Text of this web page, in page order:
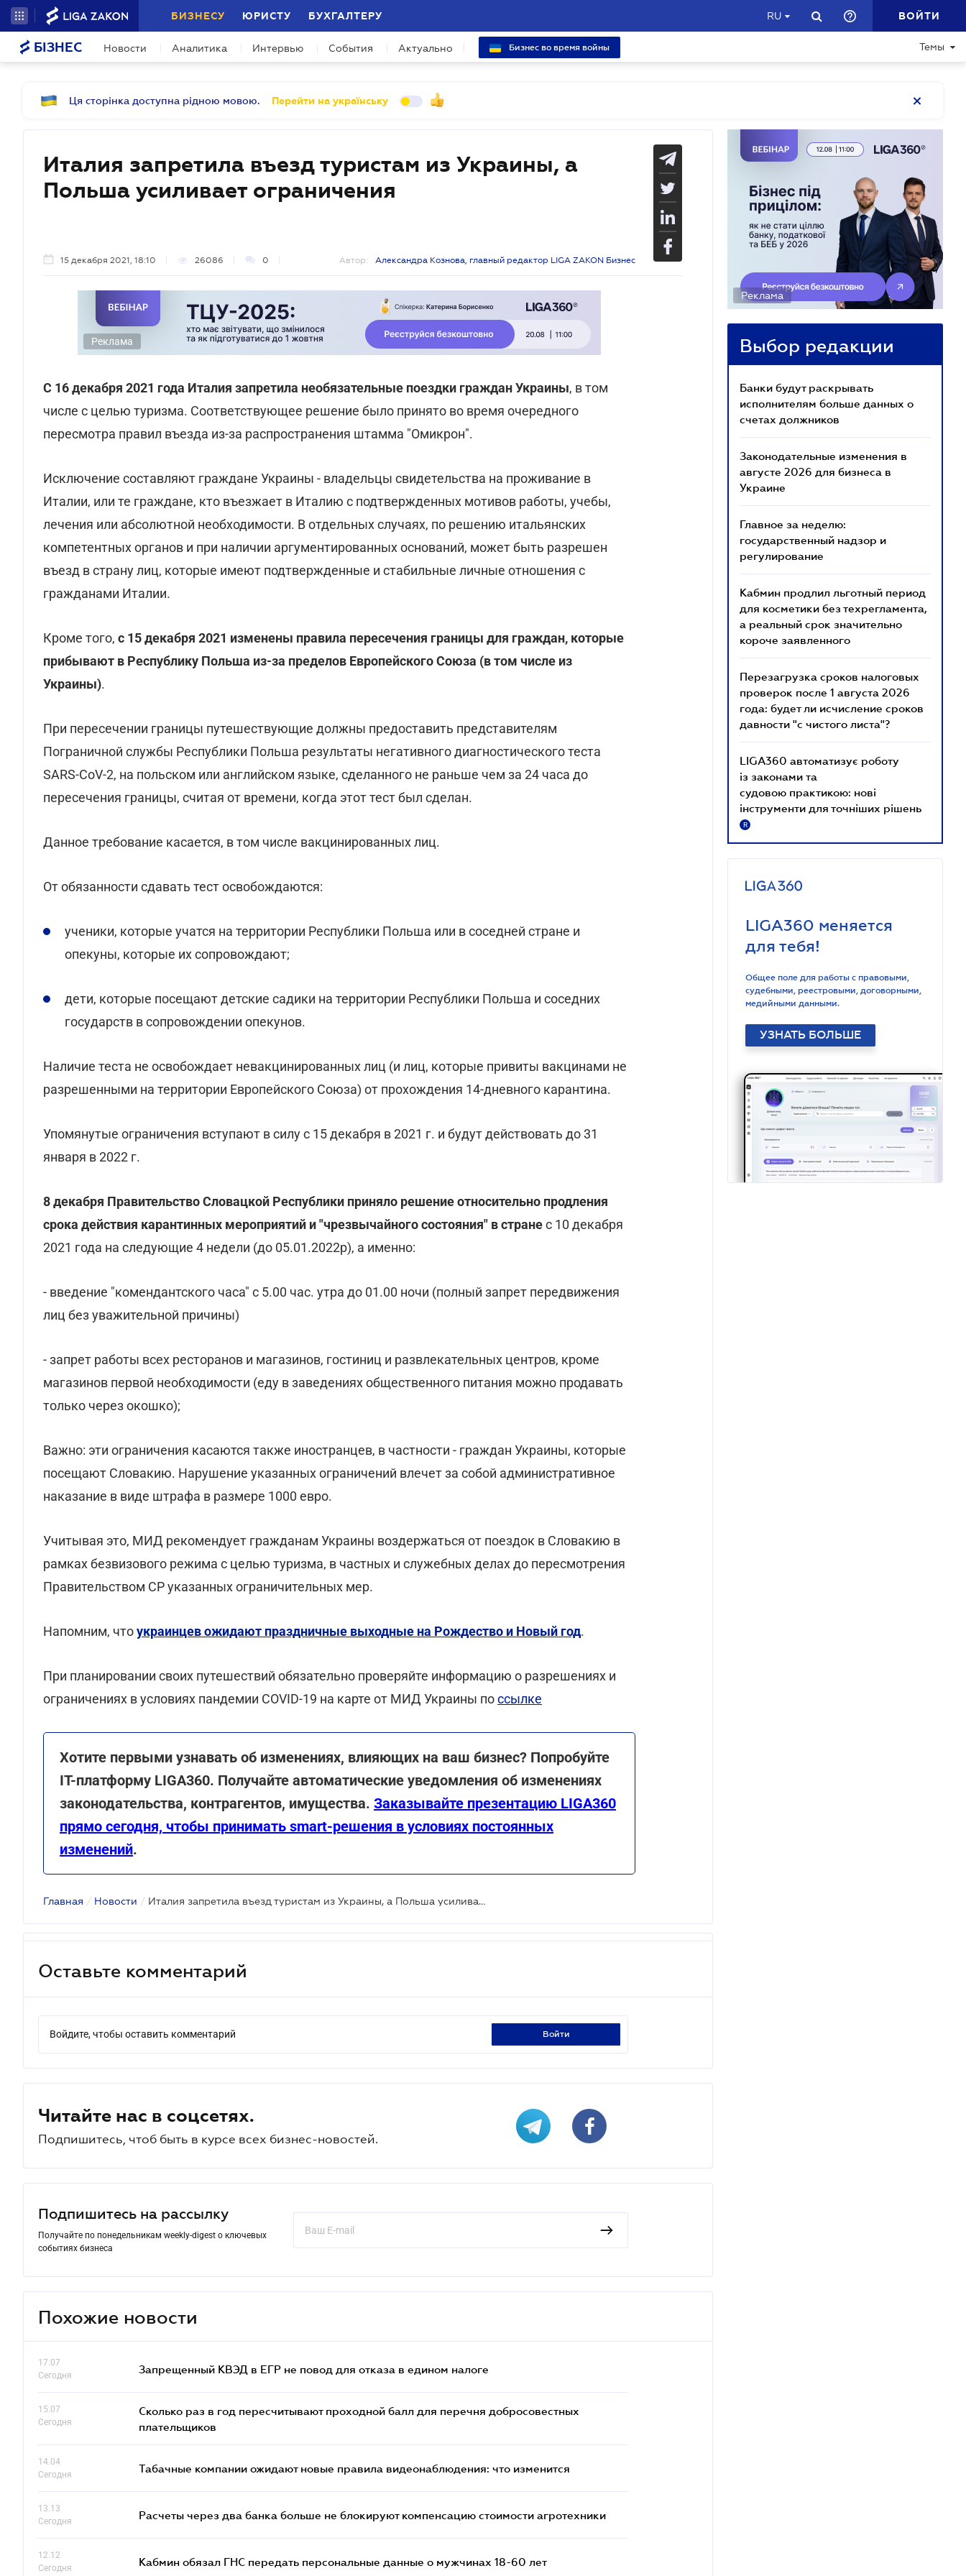
БИЗНЕСУ ЮРИСТУ БУХГАЛТЕРУ RU ВОЙТИ
БІЗНЕС Новости Аналитика Интервью События Актуально Бизнес во время войны Темы
Ця сторінка доступна рідною мовою. Перейти на українську
Италия запретила въезд туристам из Украины, а
Польша усиливает ограничения
15 декабря 2021, 18:10 26086 0 Автор: Александра Кознова, главный редактор LIGA ZAKON Бизнес
Реклама
С 16 декабря 2021 года Италия запретила необязательные поездки граждан Украины, в том
числе с целью туризма. Соответствующее решение было принято во время очередного
пересмотра правил въезда из-за распространения штамма "Омикрон".
Исключение составляют граждане Украины - владельцы свидетельства на проживание в
Италии, или те граждане, кто въезжает в Италию с подтвержденных мотивов работы, учебы,
лечения или абсолютной необходимости. В отдельных случаях, по решению итальянских
компетентных органов и при наличии аргументированных оснований, может быть разрешен
въезд в страну лиц, которые имеют подтвержденные и стабильные личные отношения с
гражданами Италии.
Кроме того, с 15 декабря 2021 изменены правила пересечения границы для граждан, которые
прибывают в Республику Польша из-за пределов Европейского Союза (в том числе из
Украины).
При пересечении границы путешествующие должны предоставить представителям
Пограничной службы Республики Польша результаты негативного диагностического теста
SARS-CoV-2, на польском или английском языке, сделанного не раньше чем за 24 часа до
пересечения границы, считая от времени, когда этот тест был сделан.
Данное требование касается, в том числе вакцинированных лиц.
От обязанности сдавать тест освобождаются:
ученики, которые учатся на территории Республики Польша или в соседней стране и
опекуны, которые их сопровождают;
дети, которые посещают детские садики на территории Республики Польша и соседних
государств в сопровождении опекунов.
Наличие теста не освобождает невакцинированных лиц (и лиц, которые привиты вакцинами не
разрешенными на территории Европейского Союза) от прохождения 14-дневного карантина.
Упомянутые ограничения вступают в силу с 15 декабря в 2021 г. и будут действовать до 31
января в 2022 г.
8 декабря Правительство Словацкой Республики приняло решение относительно продления
срока действия карантинных мероприятий и "чрезвычайного состояния" в странес 10 декабря
2021 года на следующие 4 недели (до 05.01.2022р), а именно:
- введение "комендантского часа" с 5.00 час. утра до 01.00 ночи (полный запрет передвижения
лиц без уважительной причины)
- запрет работы всех ресторанов и магазинов, гостиниц и развлекательных центров, кроме
магазинов первой необходимости (еду в заведениях общественного питания можно продавать
только через окошко);
Важно: эти ограничения касаются также иностранцев, в частности - граждан Украины, которые
посещают Словакию. Нарушение указанных ограничений влечет за собой административное
наказание в виде штрафа в размере 1000 евро.
Учитывая это, МИД рекомендует гражданам Украины воздержаться от поездок в Словакию в
рамках безвизового режима с целью туризма, в частных и служебных делах до пересмотрения
Правительством СР указанных ограничительных мер.
Напомним, чтоукраинцев ожидают праздничные выходные на Рождество и Новый год.
При планировании своих путешествий обязательно проверяйте информацию о разрешениях и
ограничениях в условиях пандемии COVID-19 на карте от МИД Украины поссылке
Хотите первыми узнавать об изменениях, влияющих на ваш бизнес? Попробуйте
IT-платформу LIGA360. Получайте автоматические уведомления об изменениях
законодательства, контрагентов, имущества. Заказывайте презентацию LIGA360
прямо сегодня, чтобы принимать smart-решения в условиях постоянных
изменений.
Главная / Новости / Италия запретила въезд туристам из Украины, а Польша усиливает ограничения
Оставьте комментарий
Войдите, чтобы оставить комментарий войти
Читайте нас в соцсетях.
Подпишитесь, чтоб быть в курсе всех бизнес-новостей.
Подпишитесь на рассылку
Получайте по понедельникам weekly-digest о ключевых
событиях бизнеса
Похожие новости
17.07
Сегодня
Запрещенный КВЭД в ЕГР не повод для отказа в едином налоге
15.07
Сегодня
Сколько раз в год пересчитывают проходной балл для перечня добросовестных
плательщиков
14.04
Сегодня
Табачные компании ожидают новые правила видеонаблюдения: что изменится
13.13
Сегодня
Расчеты через два банка больше не блокируют компенсацию стоимости агротехники
12.12
Сегодня
Кабмин обязал ГНС передать персональные данные о мужчинах 18-60 лет
Реклама
Выбор редакции
Банки будут раскрывать
исполнителям больше данных о
счетах должников
Законодательные изменения в
августе 2026 для бизнеса в
Украине
Главное за неделю:
государственный надзор и
регулирование
Кабмин продлил льготный период
для косметики без техрегламента,
а реальный срок значительно
короче заявленного
Перезагрузка сроков налоговых
проверок после 1 августа 2026
года: будет ли исчисление сроков
давности "с чистого листа"?
LIGA360 автоматизує роботу
із законами та
судовою практикою: нові
інструменти для точніших рішень
R
LIGA360 меняется
для тебя!
Общее поле для работы с правовыми,
судебными, реестровыми, договорными,
медийными данными.
УЗНАТЬ БОЛЬШЕ